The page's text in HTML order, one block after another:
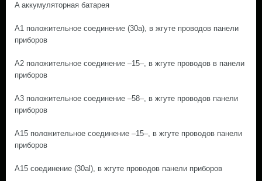
A аккумуляторная батарея
A1 положительное соединение (30а), в жгуте проводов панели
приборов
A2 положительное соединение –15–, в жгуте проводов в панели
приборов
A3 положительное соединение –58–, в жгуте проводов панели
приборов
A15 положительное соединение –15–, в жгуте проводов панели
приборов
A15 соединение (30al), в жгуте проводов панели приборов